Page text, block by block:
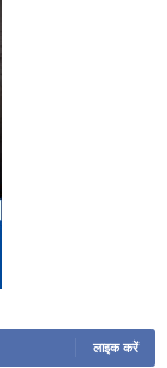
लाइक करें